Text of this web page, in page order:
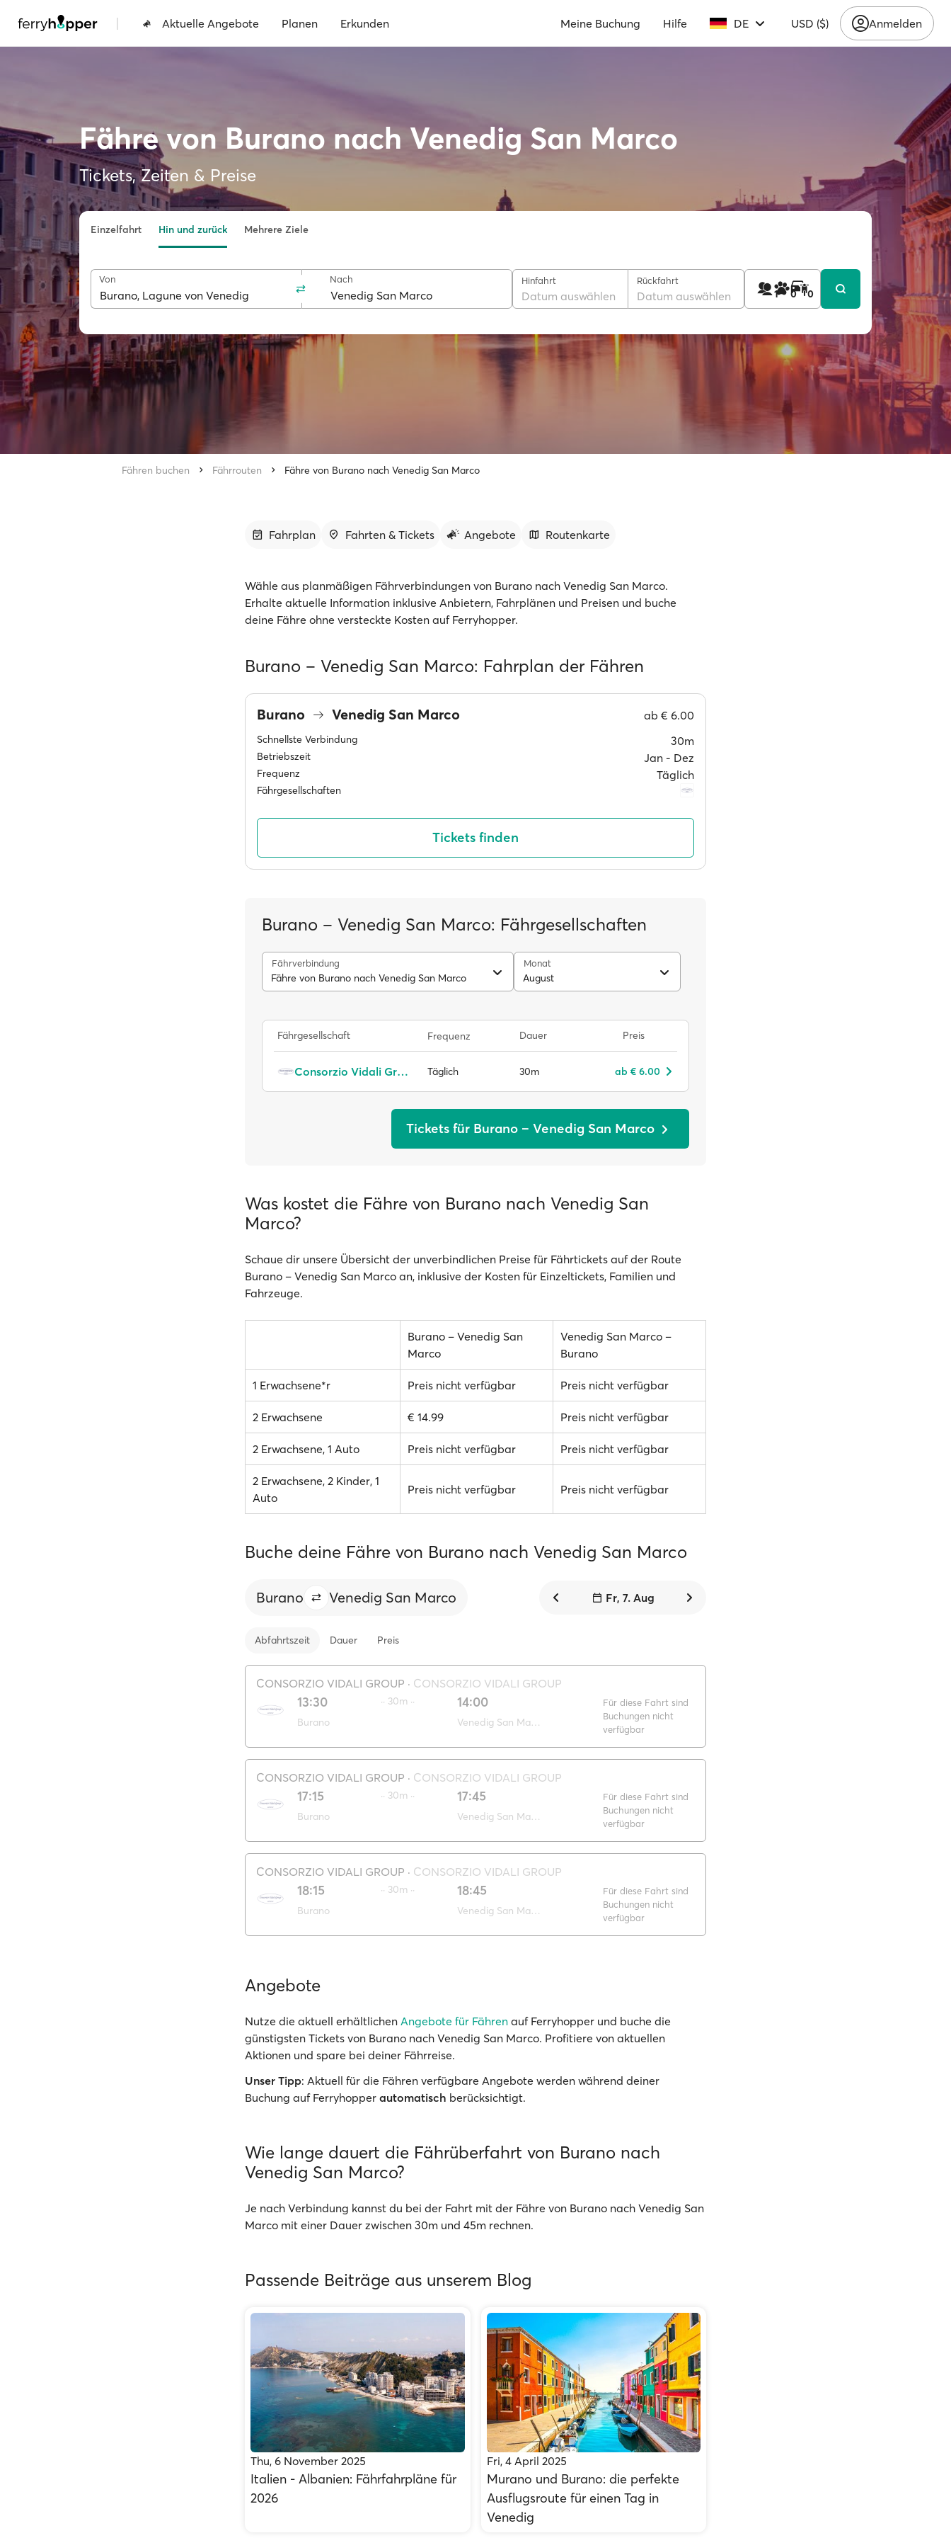
| Aktuelle Angebote Planen Erkunden Meine Buchung Hilfe DE USD ($) Anmelden
Fähre von Burano nach Venedig San Marco
Tickets, Zeiten & Preise
Einzelfahrt Hin und zurück Mehrere Ziele
Von Nach Hinfahrt
Datum auswählen
Rückfahrt
Datum auswählen 1 0 0
Fähren buchen Fährrouten Fähre von Burano nach Venedig San Marco
Fahrplan Fahrten & Tickets Angebote Routenkarte
Wähle aus planmäßigen Fährverbindungen von Burano nach Venedig San Marco.
Erhalte aktuelle Information inklusive Anbietern, Fahrplänen und Preisen und buche
deine Fähre ohne versteckte Kosten auf Ferryhopper.
Burano – Venedig San Marco: Fahrplan der Fähren
Burano Venedig San Marco ab € 6.00
Schnellste Verbindung 30m
Betriebszeit Jan ‐ Dez
Frequenz Täglich
Fährgesellschaften
Tickets finden
Burano – Venedig San Marco: Fährgesellschaften
Fährverbindung
Fähre von Burano nach Venedig San Marco
Monat
August
Fährgesellschaft Frequenz Dauer Preis
Consorzio Vidali Group Täglich 30m ab € 6.00
Tickets für Burano – Venedig San Marco
Was kostet die Fähre von Burano nach Venedig San
Marco?
Schaue dir unsere Übersicht der unverbindlichen Preise für Fährtickets auf der Route
Burano – Venedig San Marco an, inklusive der Kosten für Einzeltickets, Familien und
Fahrzeuge.
Burano – Venedig San
Marco
Venedig San Marco –
Burano
1 Erwachsene*r Preis nicht verfügbar Preis nicht verfügbar
2 Erwachsene € 14.99 Preis nicht verfügbar
2 Erwachsene, 1 Auto Preis nicht verfügbar Preis nicht verfügbar
2 Erwachsene, 2 Kinder, 1
Auto
Preis nicht verfügbar Preis nicht verfügbar
Buche deine Fähre von Burano nach Venedig San Marco
Burano Venedig San Marco Fr, 7. Aug
Abfahrtszeit Dauer Preis
CONSORZIO VIDALI GROUP · CONSORZIO VIDALI GROUP
13:30
Burano
·· 30m ·· 14:00
Für diese Fahrt sind
Buchungen nicht
verfügbar
CONSORZIO VIDALI GROUP · CONSORZIO VIDALI GROUP
17:15
Burano
·· 30m ·· 17:45
Für diese Fahrt sind
Buchungen nicht
verfügbar
CONSORZIO VIDALI GROUP · CONSORZIO VIDALI GROUP
18:15
Burano
·· 30m ·· 18:45
Für diese Fahrt sind
Buchungen nicht
verfügbar
Angebote
Nutze die aktuell erhältlichen Angebote für Fähren auf Ferryhopper und buche die
günstigsten Tickets von Burano nach Venedig San Marco. Profitiere von aktuellen
Aktionen und spare bei deiner Fährreise.
Unser Tipp: Aktuell für die Fähren verfügbare Angebote werden während deiner
Buchung auf Ferryhopper automatisch berücksichtigt.
Wie lange dauert die Fährüberfahrt von Burano nach
Venedig San Marco?
Je nach Verbindung kannst du bei der Fahrt mit der Fähre von Burano nach Venedig San
Marco mit einer Dauer zwischen 30m und 45m rechnen.
Passende Beiträge aus unserem Blog
Thu, 6 November 2025
Italien - Albanien: Fährfahrpläne für
2026
Fri, 4 April 2025
Murano und Burano: die perfekte
Ausflugsroute für einen Tag in
Venedig